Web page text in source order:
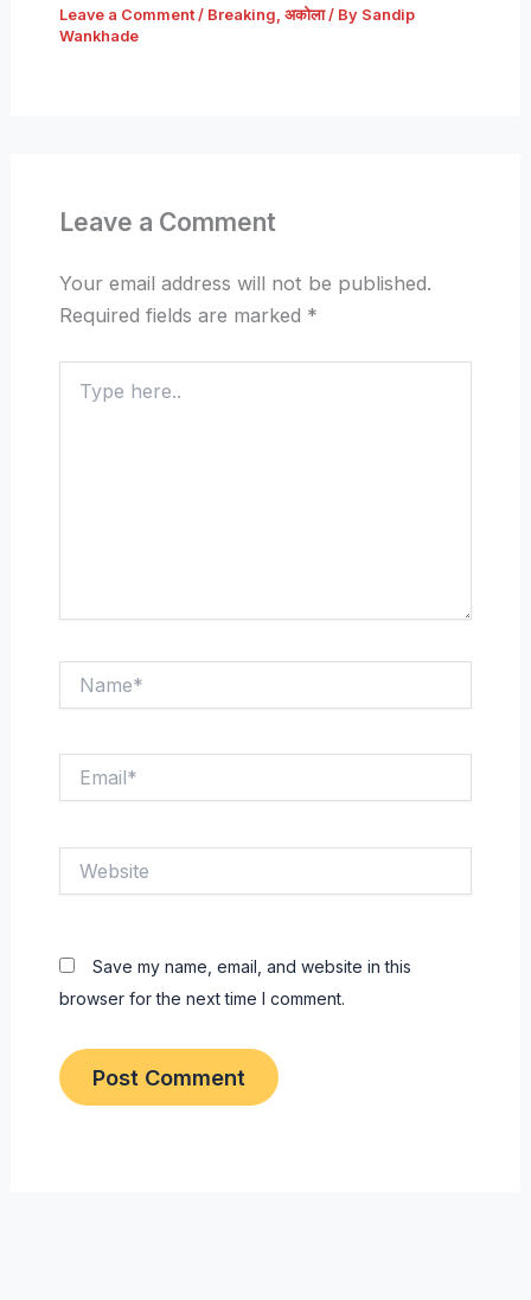
Leave a Comment / Breaking, अकोला/ By Sandip
Wankhade
Leave a Comment
Your email address will not be published.
Required fields are marked *
here..
Save my name, email, and website in this
browser for the next time I comment.